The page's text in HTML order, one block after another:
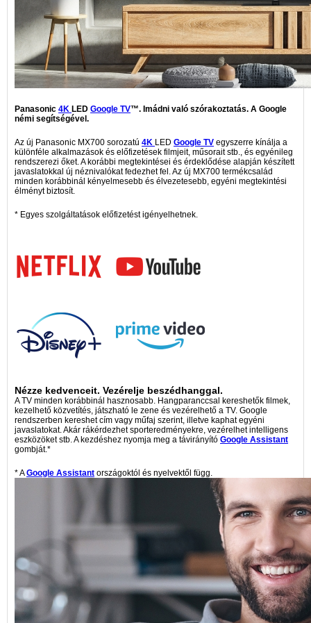
Panasonic 4K LED Google TV™. Imádni való szórakoztatás. A Google
némi segítségével.
Az új Panasonic MX700 sorozatú 4K LED Google TV egyszerre kínálja a
különféle alkalmazások és előfizetések filmjeit, műsorait stb., és egyénileg
rendszerezi őket. A korábbi megtekintései és érdeklődése alapján készített
javaslatokkal új néznivalókat fedezhet fel. Az új MX700 termékcsalád
minden korábbinál kényelmesebb és élvezetesebb, egyéni megtekintési
élményt biztosít.
* Egyes szolgáltatások előfizetést igényelhetnek.
Nézze kedvenceit. Vezérelje beszédhanggal.
A TV minden korábbinál hasznosabb. Hangparanccsal kereshetők filmek,
kezelhető közvetítés, játszható le zene és vezérelhető a TV. Google
rendszerben kereshet cím vagy műfaj szerint, illetve kaphat egyéni
javaslatokat. Akár rákérdezhet sporteredményekre, vezérelhet intelligens
eszközöket stb. A kezdéshez nyomja meg a távirányító Google Assistant
gombját.*
* AGoogle Assistant országoktól és nyelvektől függ.